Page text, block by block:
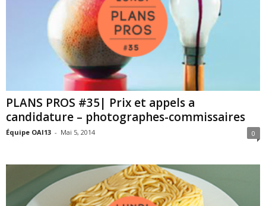
PLANS PROS #35| Prix et appels a
candidature – photographes-commissaires
Équipe OAI13 - Mai 5, 2014 0